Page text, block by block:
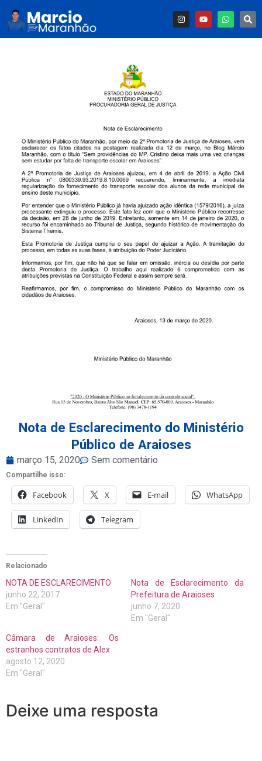
Nota de Esclarecimento do Ministério
Público de Araioses
março 15, 2020 Sem comentário
Compartilhe isso:
Facebook X E-mail WhatsApp
LinkedIn Telegram
Relacionado
NOTA DE ESCLARECIMENTO
junho 22, 2017
Em "Geral"
Nota de Esclarecimento da
Prefeitura de Araioses
junho 7, 2020
Em "Geral"
Câmara de Araioses: Os
estranhos contratos de Alex
agosto 12, 2020
Em "Geral"
Deixe uma resposta